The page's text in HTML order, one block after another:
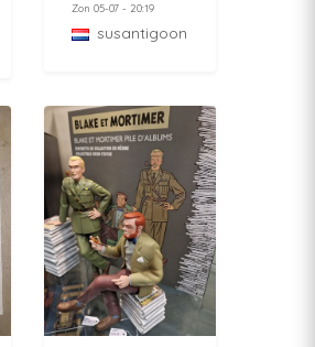
met
Kuifjespunt -
Zon 05-07 - 20:19
susantigoon